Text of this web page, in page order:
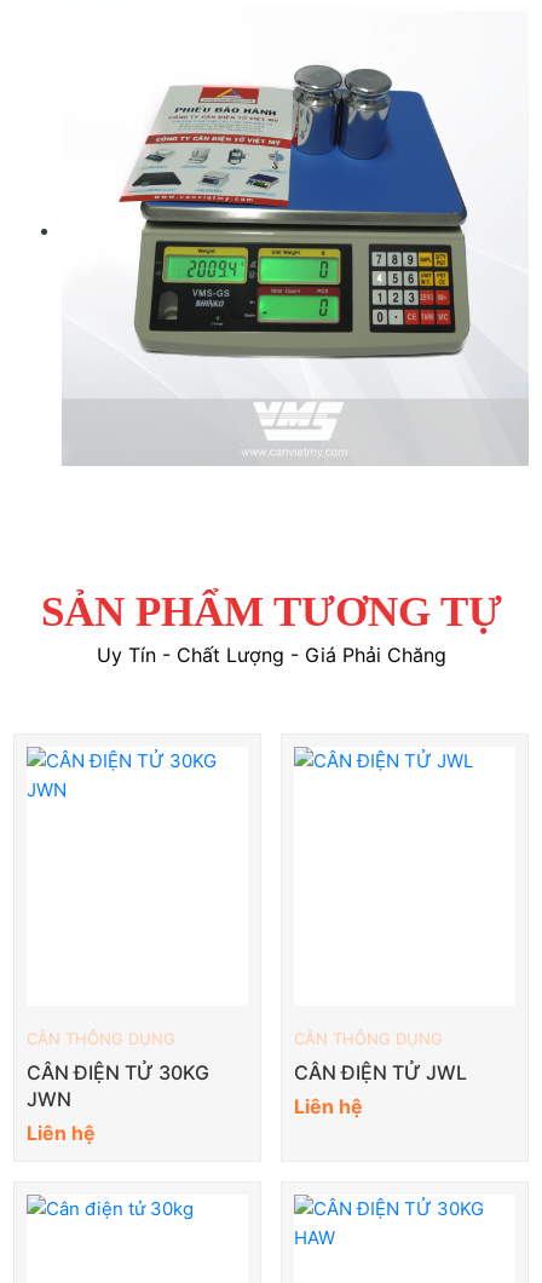
SẢN PHẨM TƯƠNG TỰ
Uy Tín - Chất Lượng - Giá Phải Chăng
CÂN THÔNG DỤNG
CÂN ĐIỆN TỬ 30KG
JWN
Liên hệ
CÂN THÔNG DỤNG
CÂN ĐIỆN TỬ JWL
Liên hệ